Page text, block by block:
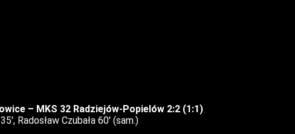
– MKS 32 Radziejów-Popielów 2:2 (1:1)
Radosław Czubała 60′ (sam.)